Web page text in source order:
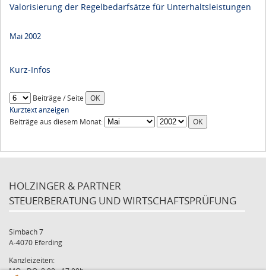
Valorisierung der Regelbedarfsätze für Unterhaltsleistungen
Mai 2002
Kurz-Infos
Beiträge / Seite
Kurztext anzeigen
Beiträge aus diesem Monat:
HOLZINGER & PARTNER
STEUERBERATUNG UND WIRTSCHAFTSPRÜFUNG
Simbach 7
A-4070 Eferding
Kanzleizeiten:
MO - DO: 8:00 - 17:00h